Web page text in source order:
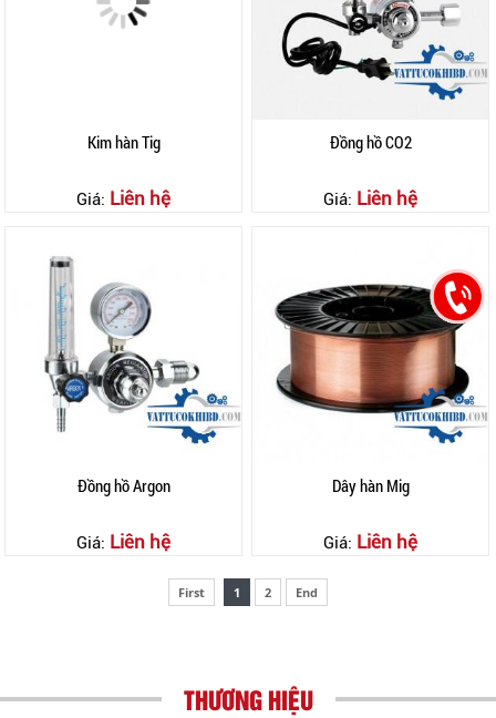
Kim hàn Tig
Giá: Liên hệ
Đồng hồ CO2
Giá: Liên hệ
Đồng hồ Argon
Giá: Liên hệ
Dây hàn Mig
Giá: Liên hệ
First 1 2 End
THƯƠNG HIỆU